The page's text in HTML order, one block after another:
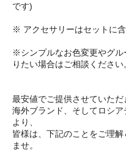
です)
※ アクセサリーはセットに
※シンプルなお色変更やグ
りたい場合はご相談ください
最安値でご提供させていただ
海外ブランド、そしてロシ
より、
皆様は、下記のことをご理
ませ。